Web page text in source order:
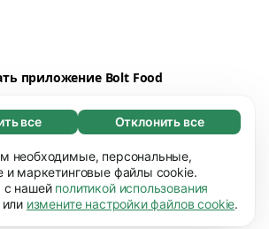
(65)
для того, чтобы вы
по сайту и
его основные функции,
переход между страницами.
не будет правильно
(17)
все Отклонить все
необходимые, персональные,
и маркетинговые файлы cookie.
с нашей политикой использования
измените настройки файлов cookie.
приложение Bolt Food
Безопасность